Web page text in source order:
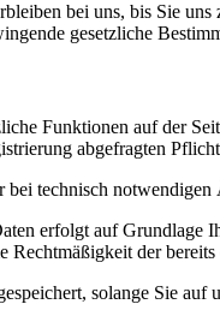
bei uns, bis Sie
gesetzliche
Funktionen auf der
abgefragten
technisch
erfolgt auf
der
solange Sie